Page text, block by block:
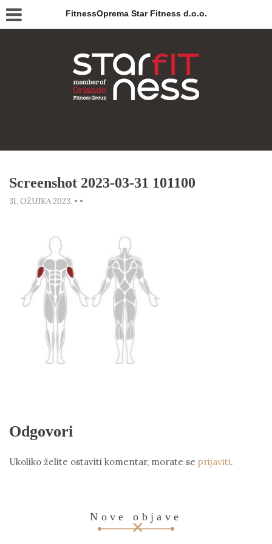
FitnessOprema Star Fitness d.o.o.
Screenshot 2023-03-31 101100
31. OŽUJKA 2023. • •
Odgovori
Ukoliko želite ostaviti komentar, morate se prijaviti.
Nove objave